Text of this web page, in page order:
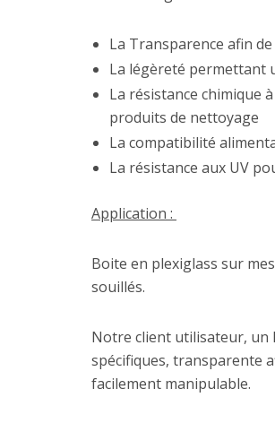
La Transparence afin
La légèreté permettant
La résistance chimique
produits de nettoyage
La compatibilité
La résistance aux UV
Application :
Boite en plexiglass sur
souillés.
Notre client utilisateur, un
spécifiques, transparente
facilement manipulable.